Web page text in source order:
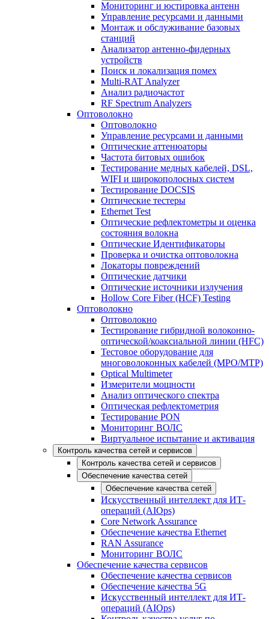
Мониторинг и юстировка антенн
Управление ресурсами и данными
Монтаж и обслуживание базовых
станций
Анализатор антенно-фидерных
устройств
Поиск и локализация помех
Multi-RAT Analyzer
Анализ радиочастот
RF Spectrum Analyzers
Оптоволокно
Оптоволокно
Управление ресурсами и данными
Оптические aттенюаторы
Частота битовых ошибок
Тестирование медных кабелей, DSL,
WIFI и широкополосных систем
Тестирование DOCSIS
Оптические тестеры
Ethernet Test
Оптические рефлектометры и оценка
состояния волокна
Оптические Идентификаторы
Проверка и очистка оптоволокна
Локаторы повреждений
Оптические датчики
Оптические источники излучения
Hollow Core Fiber (HCF) Testing
Оптоволокно
Оптоволокно
Тестирование гибридной волоконно-
оптической/коаксиальной линии (HFC)
Тестовое оборудование для
многоволоконных кабелей (MPO/MTP)
Optical Multimeter
Измерители мощности
Анализ оптического спектра
Оптическая рефлектометрия
Тестирование PON
Мониторинг ВОЛС
Виртуальное испытание и активация
Контроль качества сетей и сервисов
Контроль качества сетей и сервисов
Обеспечение качества сетей
Обеспечение качества сетей
Искусственный интеллект для ИТ-
операций (AIOps)
Core Network Assurance
Обеспечение качества Ethernet
RAN Assurance
Мониторинг ВОЛС
Обеспечение качества сервисов
Обеспечение качества сервисов
Обеспечение качества 5G
Искусственный интеллект для ИТ-
операций (AIOps)